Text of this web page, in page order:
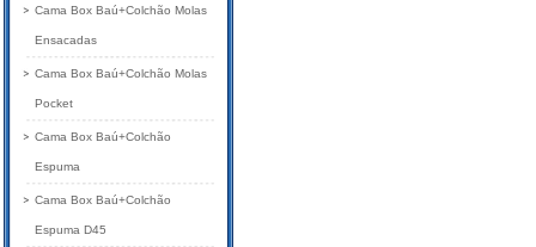
Cama Box Baú+Colchão Molas
Ensacadas
Cama Box Baú+Colchão Molas
Pocket
Cama Box Baú+Colchão
Espuma
Cama Box Baú+Colchão
Espuma D45